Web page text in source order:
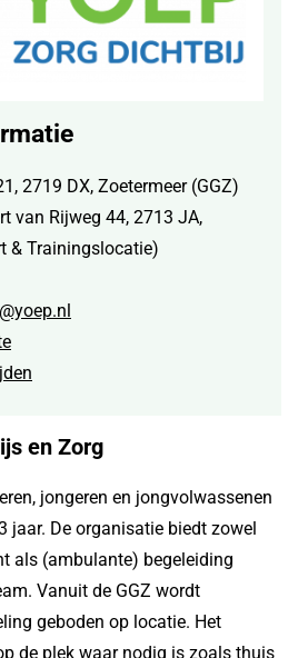
2719 DX, Zoetermeer (GGZ)
van Rijweg 44, 2713 JA,
& Trainingslocatie)
en Zorg
jongeren en jongvolwassenen
jaar. De organisatie biedt zowel
als (ambulante) begeleiding
Vanuit de GGZ wordt
geboden op locatie. Het
de plek waar nodig is zoals thuis